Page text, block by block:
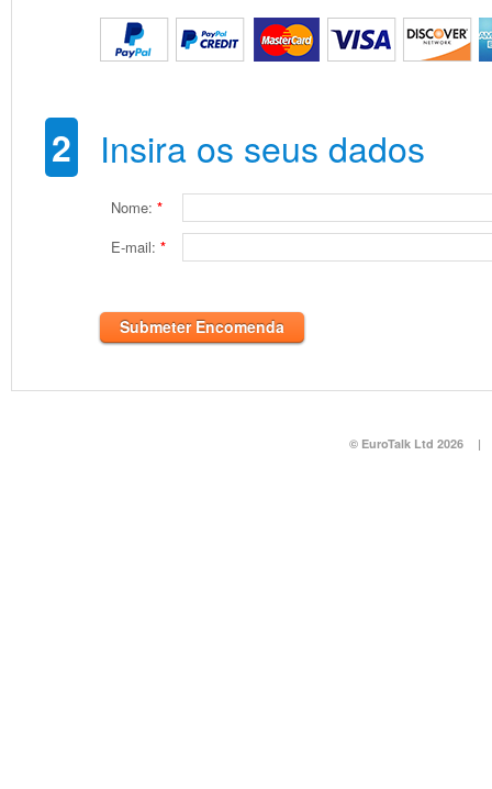
2 Insira os seus dados
Nome: *
E-mail: *
Submeter Encomenda
© EuroTalk Ltd 2026 |